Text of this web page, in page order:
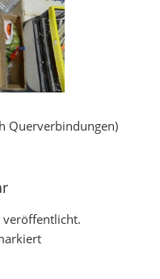
Querverbindungen)
veröffentlicht.